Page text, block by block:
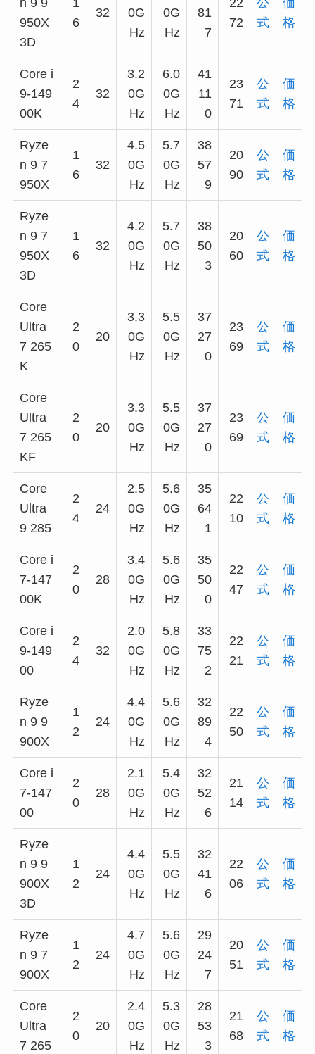
n 9 9
950X
3D
1
6
32
0G
Hz
0G
Hz
81
7
22
72
公
式
価
格
Core i
9-149
00K
2
4
32
3.2
0G
Hz
6.0
0G
Hz
41
11
0
23
71
公
式
価
格
Ryze
n 9 7
950X
1
6
32
4.5
0G
Hz
5.7
0G
Hz
38
57
9
20
90
公
式
価
格
Ryze
n 9 7
950X
3D
1
6
32
4.2
0G
Hz
5.7
0G
Hz
38
50
3
20
60
公
式
価
格
Core
Ultra
7 265
K
2
0
20
3.3
0G
Hz
5.5
0G
Hz
37
27
0
23
69
公
式
価
格
Core
Ultra
7 265
KF
2
0
20
3.3
0G
Hz
5.5
0G
Hz
37
27
0
23
69
公
式
価
格
Core
Ultra
9 285
2
4
24
2.5
0G
Hz
5.6
0G
Hz
35
64
1
22
10
公
式
価
格
Core i
7-147
00K
2
0
28
3.4
0G
Hz
5.6
0G
Hz
35
50
0
22
47
公
式
価
格
Core i
9-149
00
2
4
32
2.0
0G
Hz
5.8
0G
Hz
33
75
2
22
21
公
式
価
格
Ryze
n 9 9
900X
1
2
24
4.4
0G
Hz
5.6
0G
Hz
32
89
4
22
50
公
式
価
格
Core i
7-147
00
2
0
28
2.1
0G
Hz
5.4
0G
Hz
32
52
6
21
14
公
式
価
格
Ryze
n 9 9
900X
3D
1
2
24
4.4
0G
Hz
5.5
0G
Hz
32
41
6
22
06
公
式
価
格
Ryze
n 9 7
900X
1
2
24
4.7
0G
Hz
5.6
0G
Hz
29
24
7
20
51
公
式
価
格
Core
Ultra
7 265
2
0
20
2.4
0G
Hz
5.3
0G
Hz
28
53
3
21
68
公
式
価
格